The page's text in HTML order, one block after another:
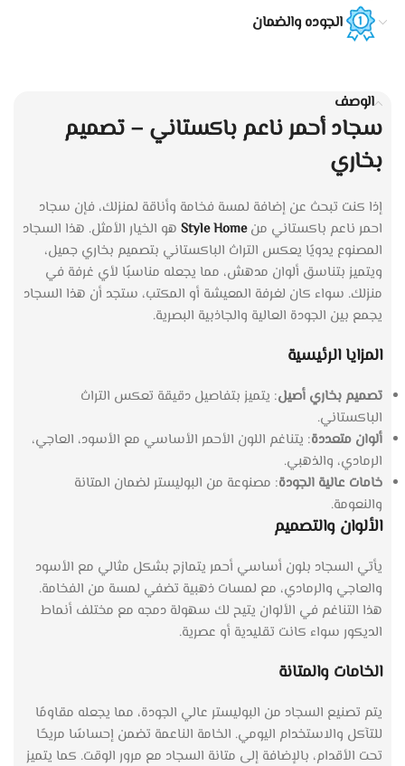
الجوده والضمان
الوصف
سجاد أحمر ناعم باكستاني – تصميم
بخاري
إذا كنت تبحث عن إضافة لمسة فخامة وأناقة لمنزلك، فإن سجاد
احمر ناعم باكستاني منStyle Home هو الخيار الأمثل. هذا السجاد
المصنوع يدويًا يعكس التراث الباكستاني بتصميم بخاري جميل،
ويتميز بتناسق ألوان مدهش، مما يجعله مناسبًا لأي غرفة في
منزلك. سواء كان لغرفة المعيشة أو المكتب، ستجد أن هذا السجاد
يجمع بين الجودة العالية والجاذبية البصرية.
المزايا الرئيسية
تصميم بخاري أصيل: يتميز بتفاصيل دقيقة تعكس التراث
الباكستاني.
ألوان متعددة: يتناغم اللون الأحمر الأساسي مع الأسود، العاجي،
الرمادي، والذهبي.
خامات عالية الجودة: مصنوعة من البوليستر لضمان المتانة
والنعومة.
الألوان والتصميم
يأتي السجاد بلون أساسي أحمر يتمازج بشكل مثالي مع الأسود
والعاجي والرمادي، مع لمسات ذهبية تضفي لمسة من الفخامة.
هذا التناغم في الألوان يتيح لك سهولة دمجه مع مختلف أنماط
الديكور سواء كانت تقليدية أو عصرية.
الخامات والمتانة
يتم تصنيع السجاد من البوليستر عالي الجودة، مما يجعله مقاومًا
للتآكل والاستخدام اليومي. الخامة الناعمة تضمن إحساسًا مريحًا
تحت الأقدام، بالإضافة إلى متانة السجاد مع مرور الوقت. كما يتميز